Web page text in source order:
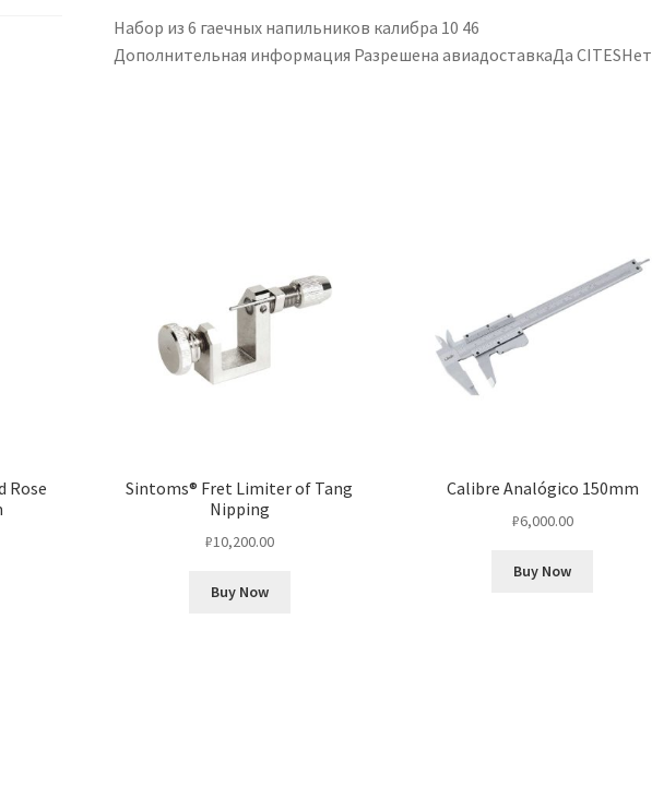
Calibre
Medio
Набор из 6 гаечных напильников калибра 10 46
Дополнительная информация Разрешена авиадоставкаДа CITESНет
Rose
Sintoms® Fret Limiter of Tang
Nipping
₽10,200.00
Buy Now
Calibre Analógico 150mm
₽6,000.00
Buy Now